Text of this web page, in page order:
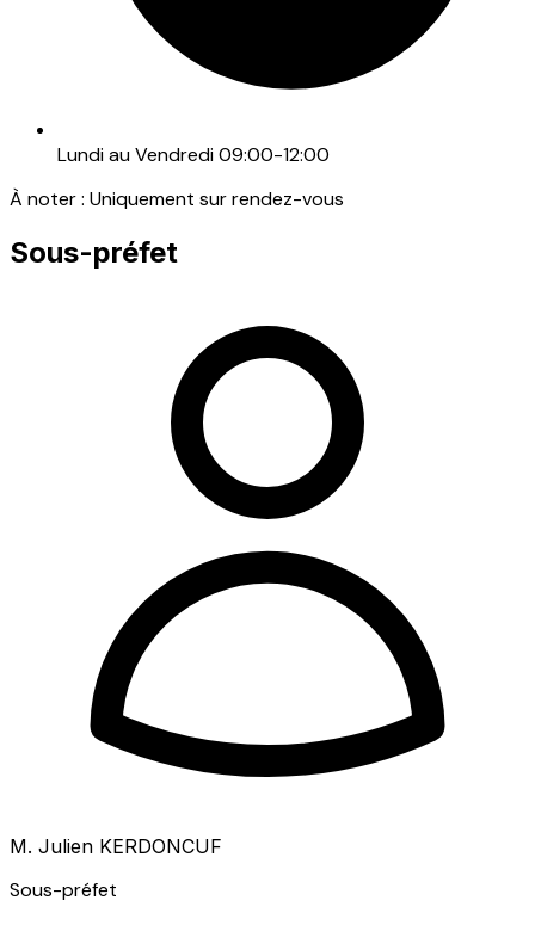
Lundi au Vendredi 09:00-12:00
À noter : Uniquement sur rendez-vous
Sous-préfet
M. Julien KERDONCUF
Sous-préfet